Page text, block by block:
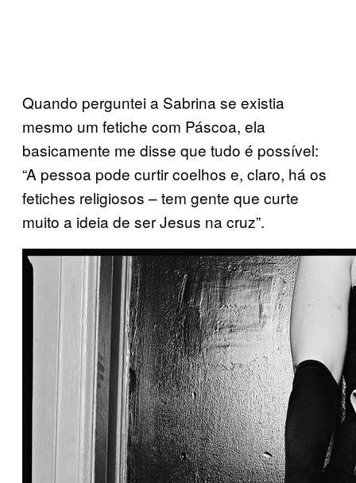
Quando perguntei a Sabrina se existia
mesmo um fetiche com Páscoa, ela
basicamente me disse que tudo é possível:
“A pessoa pode curtir coelhos e, claro, há os
fetiches religiosos – tem gente que curte
muito a ideia de ser Jesus na cruz”.